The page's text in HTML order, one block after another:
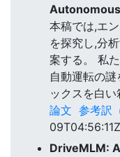
本稿では,エ
を探究し,分
案する。 私
自動運転の
ックスを白い
論文 参考訳
DriveMLM: